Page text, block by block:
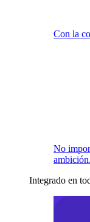
Con la
No
ambición.
Integrado en